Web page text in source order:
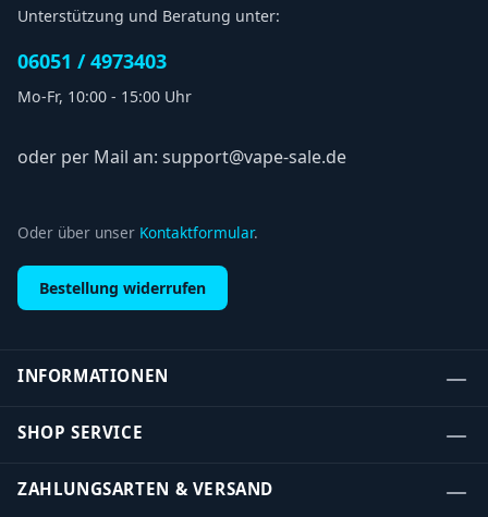
Unterstützung und Beratung unter:
06051 / 4973403
Mo-Fr, 10:00 - 15:00 Uhr
oder per Mail an: support@vape-sale.de
Oder über unser Kontaktformular.
Bestellung widerrufen
INFORMATIONEN
SHOP SERVICE
ZAHLUNGSARTEN & VERSAND